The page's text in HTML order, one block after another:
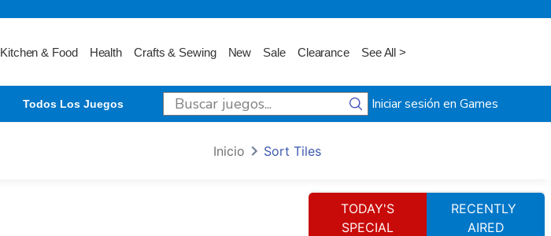
Kitchen & Food Health Crafts & Sewing New Sale Clearance See All >
Todos Los Juegos Iniciar sesión en Games
Inicio Sort Tiles
TODAY'S
SPECIAL
RECENTLY
AIRED